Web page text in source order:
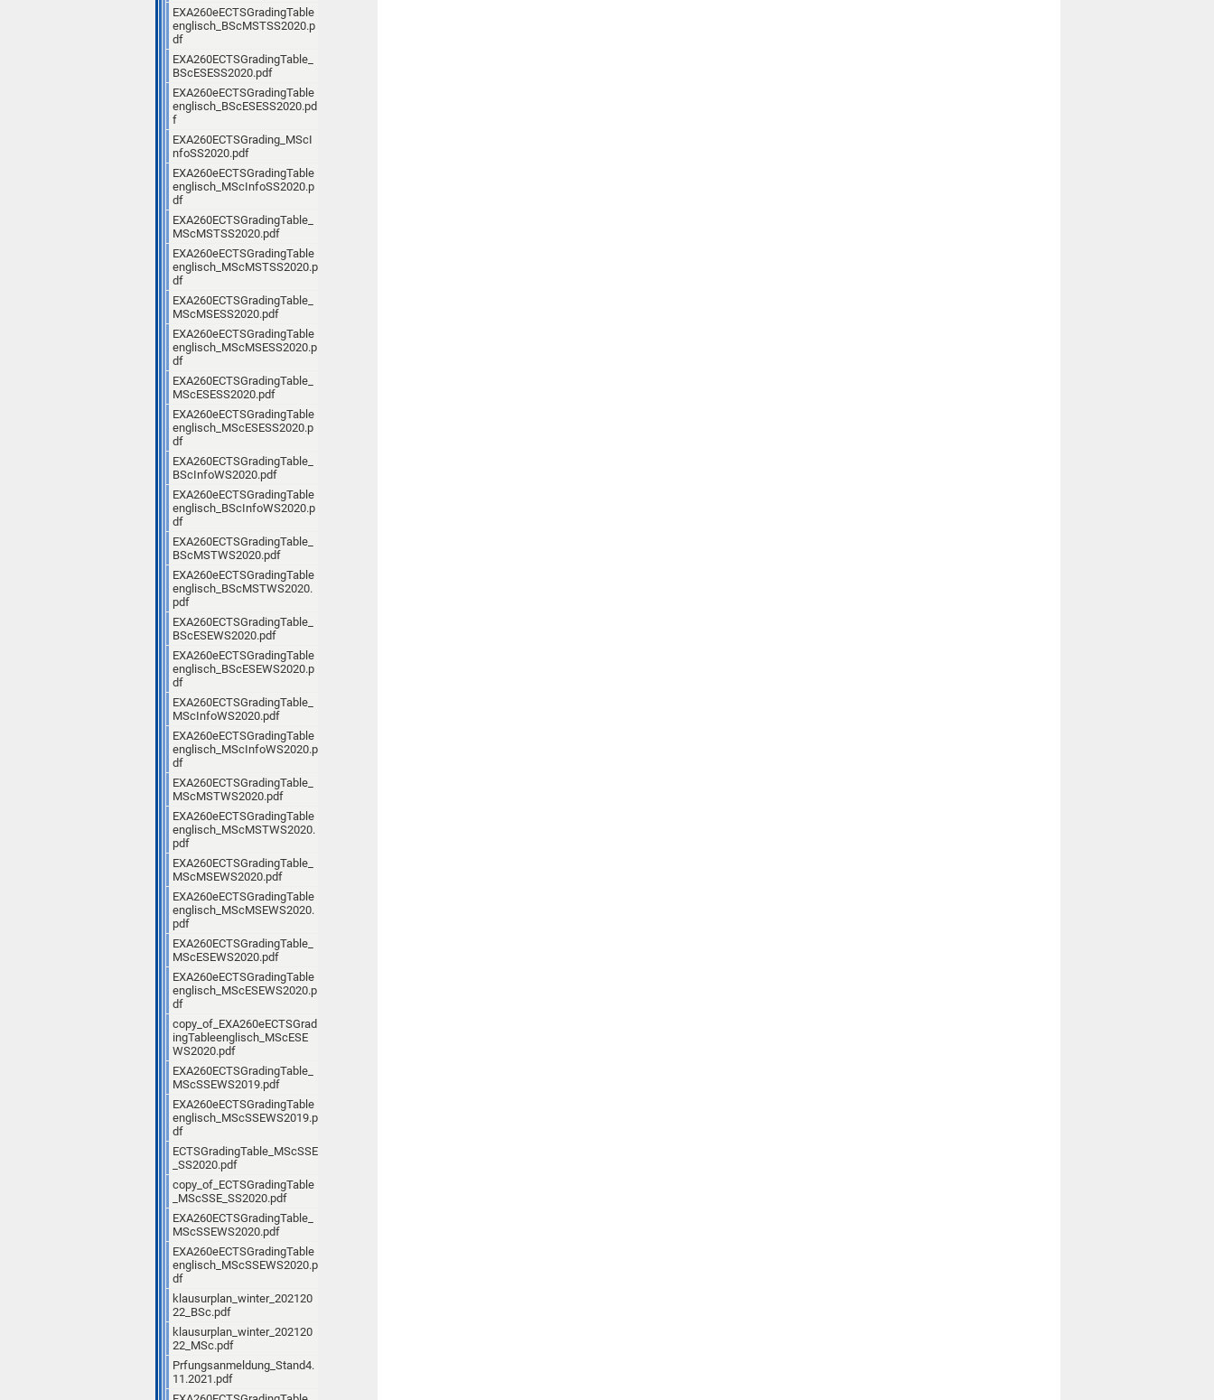
EXA260eECTSGradingTable
englisch_BScMSTSS2020.p
df
EXA260ECTSGradingTable_
BScESESS2020.pdf
EXA260eECTSGradingTable
englisch_BScESESS2020.pd
f
EXA260ECTSGrading_MScI
nfoSS2020.pdf
EXA260eECTSGradingTable
englisch_MScInfoSS2020.p
df
EXA260ECTSGradingTable_
MScMSTSS2020.pdf
EXA260eECTSGradingTable
englisch_MScMSTSS2020.p
df
EXA260ECTSGradingTable_
MScMSESS2020.pdf
EXA260eECTSGradingTable
englisch_MScMSESS2020.p
df
EXA260ECTSGradingTable_
MScESESS2020.pdf
EXA260eECTSGradingTable
englisch_MScESESS2020.p
df
EXA260ECTSGradingTable_
BScInfoWS2020.pdf
EXA260eECTSGradingTable
englisch_BScInfoWS2020.p
df
EXA260ECTSGradingTable_
BScMSTWS2020.pdf
EXA260eECTSGradingTable
englisch_BScMSTWS2020.
pdf
EXA260ECTSGradingTable_
BScESEWS2020.pdf
EXA260eECTSGradingTable
englisch_BScESEWS2020.p
df
EXA260ECTSGradingTable_
MScInfoWS2020.pdf
EXA260eECTSGradingTable
englisch_MScInfoWS2020.p
df
EXA260ECTSGradingTable_
MScMSTWS2020.pdf
EXA260eECTSGradingTable
englisch_MScMSTWS2020.
pdf
EXA260ECTSGradingTable_
MScMSEWS2020.pdf
EXA260eECTSGradingTable
englisch_MScMSEWS2020.
pdf
EXA260ECTSGradingTable_
MScESEWS2020.pdf
EXA260eECTSGradingTable
englisch_MScESEWS2020.p
df
copy_of_EXA260eECTSGrad
ingTableenglisch_MScESE
WS2020.pdf
EXA260ECTSGradingTable_
MScSSEWS2019.pdf
EXA260eECTSGradingTable
englisch_MScSSEWS2019.p
df
ECTSGradingTable_MScSSE
_SS2020.pdf
copy_of_ECTSGradingTable
_MScSSE_SS2020.pdf
EXA260ECTSGradingTable_
MScSSEWS2020.pdf
EXA260eECTSGradingTable
englisch_MScSSEWS2020.p
df
klausurplan_winter_202120
22_BSc.pdf
klausurplan_winter_202120
22_MSc.pdf
Prfungsanmeldung_Stand4.
11.2021.pdf